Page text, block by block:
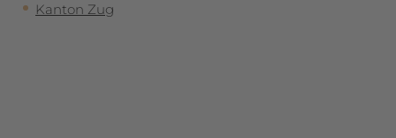
Kanton Zug